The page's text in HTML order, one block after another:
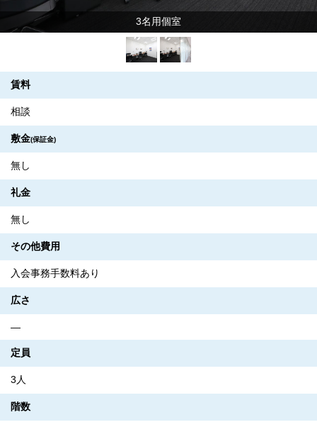
3名用個室
賃料
相談
敷金(保証金)
無し
礼金
無し
その他費用
入会事務手数料あり
広さ
―
定員
3人
階数